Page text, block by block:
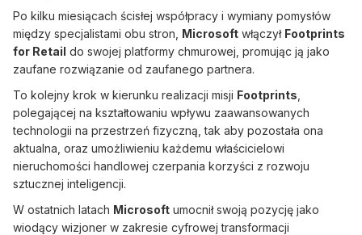
Po kilku miesiącach ścisłej współpracy i wymiany pomysłów
między specjalistami obu stron, Microsoft włączył Footprints
for Retail do swojej platformy chmurowej, promując ją jako
zaufane rozwiązanie od zaufanego partnera.
To kolejny krok w kierunku realizacji misji Footprints
polegającej na kształtowaniu wpływu zaawansowanych
technologii na przestrzeń fizyczną, tak aby pozostała ona
aktualna, oraz umożliwieniu każdemu właścicielowi
nieruchomości handlowej czerpania korzyści z rozwoju
sztucznej inteligencji.
W ostatnich latach Microsoft umocnił swoją pozycję jako
wiodący wizjoner w zakresie cyfrowej transformacji